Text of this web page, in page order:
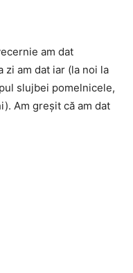
am dat
zi am dat iar (la noi la
slujbei pomelnicele,
Am greșit că am dat